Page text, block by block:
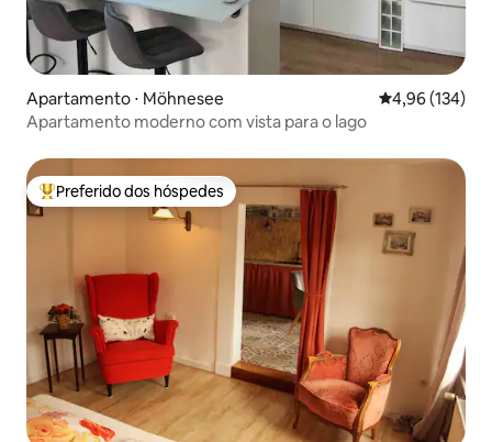
Apartamento ⋅ Möhnesee 4,96 de uma
4,96 (134)
Apartamento moderno com vista para o lago
Entre os melhores preferidos dos hóspedes
Preferido dos hóspedes